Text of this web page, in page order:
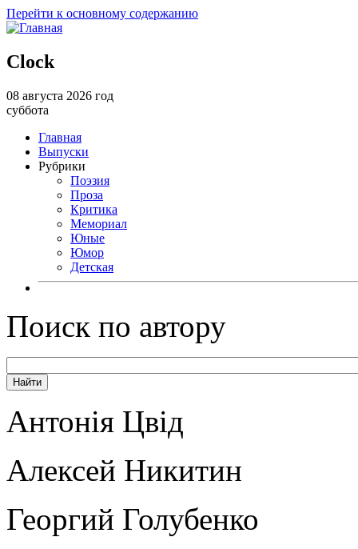
Перейти к основному содержанию
Clock
08 августа 2026 год
суббота
Главная
Выпуски
Рубрики
Поэзия
Проза
Критика
Мемориал
Юные
Юмор
Детская
Поиск по автору
Антонія Цвід
Алексей Никитин
Георгий Голубенко